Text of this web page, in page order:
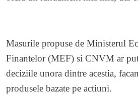
Masurile propuse de Ministerul
Finantelor (MEF) si CNVM ar
deciziile unora dintre acestia,
produsele bazate pe actiuni.